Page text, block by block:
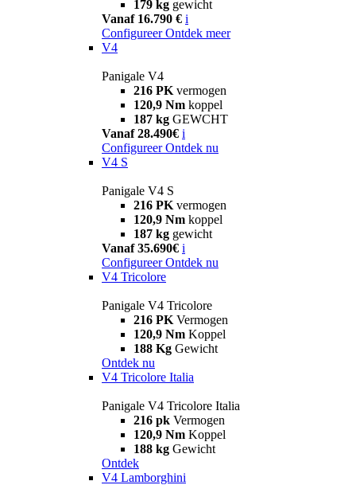
179 kg gewicht
Vanaf 16.790 € i
Configureer Ontdek meer
V4
Panigale V4
216 PK vermogen
120,9 Nm koppel
187 kg GEWCHT
Vanaf 28.490€ i
Configureer Ontdek nu
V4 S
Panigale V4 S
216 PK vermogen
120,9 Nm koppel
187 kg gewicht
Vanaf 35.690€ i
Configureer Ontdek nu
V4 Tricolore
Panigale V4 Tricolore
216 PK Vermogen
120,9 Nm Koppel
188 Kg Gewicht
Ontdek nu
V4 Tricolore Italia
Panigale V4 Tricolore Italia
216 pk Vermogen
120,9 Nm Koppel
188 kg Gewicht
Ontdek
V4 Lamborghini